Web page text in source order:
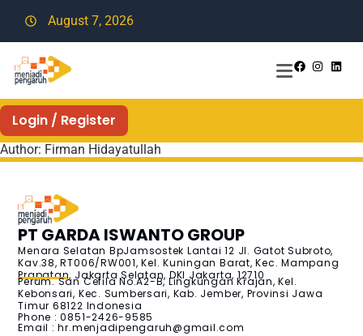
August 7, 2026
Login / Register
Author: Firman Hidayatullah
PT GARDA ISWANTO GROUP
Menara Selatan BpJamsostek Lantai 12 Jl. Gatot Subroto,
Kav.38, RT006/RW001, Kel. Kuningan Barat, Kec. Mampang
Prapatan, Jakarta Selatan, DKI Jakarta, 12710
Perum. San Cefila No.A2-B, Lingkungan Krajan, Kel.
Kebonsari, Kec. Sumbersari, Kab. Jember, Provinsi Jawa
Timur 68122 Indonesia
Phone : 0851-2426-9585
Email :hr.menjadipengaruh@gmail.com